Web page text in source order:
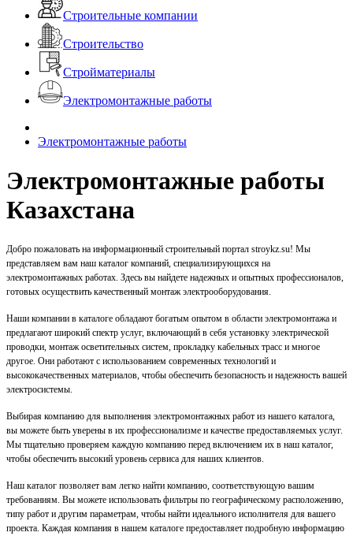
Строительные компании
Строительство
Стройматериалы
Электромонтажные работы
Электромонтажные работы
Электромонтажные работы
Казахстана
Добро пожаловать на информационный строительный портал stroykz.su! Мы
представляем вам наш каталог компаний, специализирующихся на
электромонтажных работах. Здесь вы найдете надежных и опытных профессионалов,
готовых осуществить качественный монтаж электрооборудования.
Наши компании в каталоге обладают богатым опытом в области электромонтажа и
предлагают широкий спектр услуг, включающий в себя установку электрической
проводки, монтаж осветительных систем, прокладку кабельных трасс и многое
другое. Они работают с использованием современных технологий и
высококачественных материалов, чтобы обеспечить безопасность и надежность вашей
электросистемы.
Выбирая компанию для выполнения электромонтажных работ из нашего каталога,
вы можете быть уверены в их профессионализме и качестве предоставляемых услуг.
Мы тщательно проверяем каждую компанию перед включением их в наш каталог,
чтобы обеспечить высокий уровень сервиса для наших клиентов.
Наш каталог позволяет вам легко найти компанию, соответствующую вашим
требованиям. Вы можете использовать фильтры по географическому расположению,
типу работ и другим параметрам, чтобы найти идеального исполнителя для вашего
проекта. Каждая компания в нашем каталоге предоставляет подробную информацию